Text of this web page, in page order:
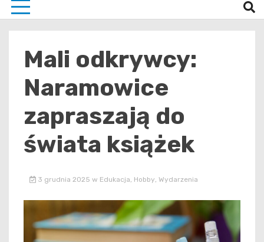
Mali odkrywcy:
Naramowice
zapraszają do
świata książek
3 grudnia 2025 w Edukacja, Hobby, Wydarzenia